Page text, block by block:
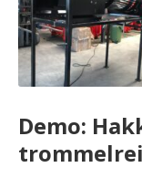
Demo: